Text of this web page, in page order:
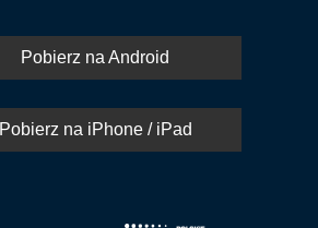
Pobierz na Android
Pobierz na iPhone / iPad